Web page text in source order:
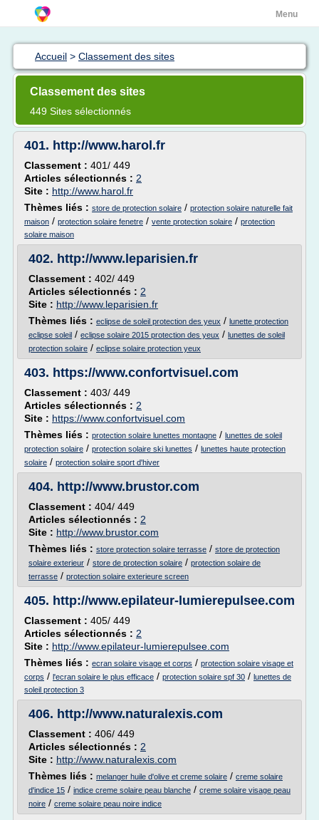
Menu
Accueil > Classement des sites
Classement des sites
449 Sites sélectionnés
401. http://www.harol.fr
Classement : 401/ 449
Articles sélectionnés : 2
Site : http://www.harol.fr
Thèmes liés : store de protection solaire / protection solaire naturelle fait
maison / protection solaire fenetre / vente protection solaire / protection
solaire maison
402. http://www.leparisien.fr
Classement : 402/ 449
Articles sélectionnés : 2
Site : http://www.leparisien.fr
Thèmes liés : eclipse de soleil protection des yeux / lunette protection
eclipse soleil / eclipse solaire 2015 protection des yeux / lunettes de soleil
protection solaire / eclipse solaire protection yeux
403. https://www.confortvisuel.com
Classement : 403/ 449
Articles sélectionnés : 2
Site : https://www.confortvisuel.com
Thèmes liés : protection solaire lunettes montagne / lunettes de soleil
protection solaire / protection solaire ski lunettes / lunettes haute protection
solaire / protection solaire sport d'hiver
404. http://www.brustor.com
Classement : 404/ 449
Articles sélectionnés : 2
Site : http://www.brustor.com
Thèmes liés : store protection solaire terrasse / store de protection
solaire exterieur / store de protection solaire / protection solaire de
terrasse / protection solaire exterieure screen
405. http://www.epilateur-lumierepulsee.com
Classement : 405/ 449
Articles sélectionnés : 2
Site : http://www.epilateur-lumierepulsee.com
Thèmes liés : ecran solaire visage et corps / protection solaire visage et
corps / l'ecran solaire le plus efficace / protection solaire spf 30 / lunettes de
soleil protection 3
406. http://www.naturalexis.com
Classement : 406/ 449
Articles sélectionnés : 2
Site : http://www.naturalexis.com
Thèmes liés : melanger huile d'olive et creme solaire / creme solaire
d'indice 15 / indice creme solaire peau blanche / creme solaire visage peau
noire / creme solaire peau noire indice